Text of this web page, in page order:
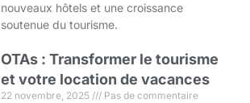
nouveaux hôtels et une croissance
soutenue du tourisme.
OTAs : Transformer le tourisme
et votre location de vacances
22 novembre, 2025 Pas de commentaire